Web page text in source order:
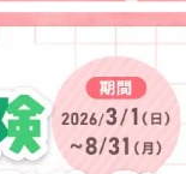
ま専用保険